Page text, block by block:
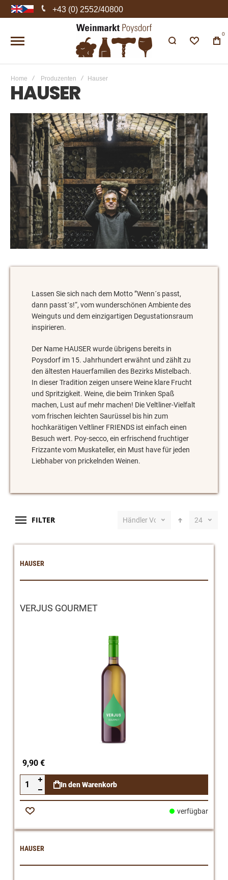
+43 (0) 2552/40800
0
Home Produzenten Hauser
HAUSER
Lassen Sie sich nach dem Motto ”Wenn´s passt,
dann passt´s!“, vom wunderschönen Ambiente des
Weinguts und dem einzigartigen Degustationsraum
inspirieren.
Der Name HAUSER wurde übrigens bereits in
Poysdorf im 15. Jahrhundert erwähnt und zählt zu
den ältesten Hauerfamilien des Bezirks Mistelbach.
In dieser Tradition zeigen unsere Weine klare Frucht
und Spritzigkeit. Weine, die beim Trinken Spaß
machen, Lust auf mehr machen! Die Veltliner-Vielfalt
vom frischen leichten Saurüssel bis hin zum
hochkarätigen Veltliner FRIENDS ist einfach einen
Besuch wert. Poy-secco, ein erfrischend fruchtiger
Frizzante vom Muskateller, ein Must have für jeden
Liebhaber von prickelnden Weinen.
FILTER Händler Vorschlag 24
HAUSER
VERJUS GOURMET
9,90 €
In den Warenkorb
Zur
verfügbar
HAUSER